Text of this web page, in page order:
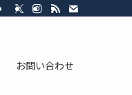
お問い合わせ